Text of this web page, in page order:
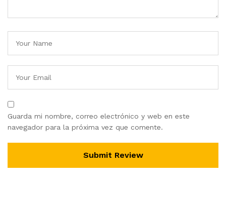
Guarda mi nombre, correo electrónico y web en este
navegador para la próxima vez que comente.